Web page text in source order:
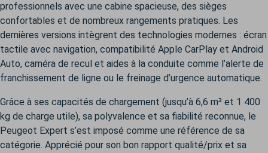
professionnels avec une cabine spacieuse, des sièges
confortables et de nombreux rangements pratiques. Les
dernières versions intègrent des technologies modernes : écran
tactile avec navigation, compatibilité Apple CarPlay et Android
Auto, caméra de recul et aides à la conduite comme l’alerte de
franchissement de ligne ou le freinage d’urgence automatique.
Grâce à ses capacités de chargement (jusqu’à 6,6 m³ et 1 400
kg de charge utile), sa polyvalence et sa fiabilité reconnue, le
Peugeot Expert s’est imposé comme une référence de sa
catégorie. Apprécié pour son bon rapport qualité/prix et sa